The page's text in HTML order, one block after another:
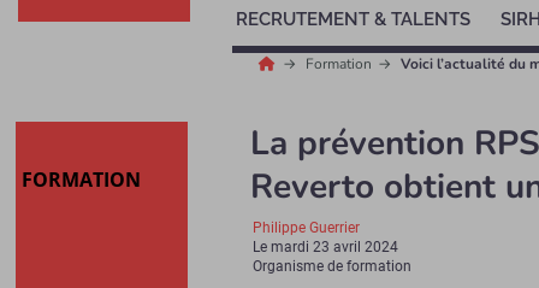
RECRUTEMENT & TALENTS
Formation Voici l’actualité du
FORMATION
La prévention
Reverto obtient
Philippe Guerrier
Lemardi 23 avril 2024
Organisme de formation